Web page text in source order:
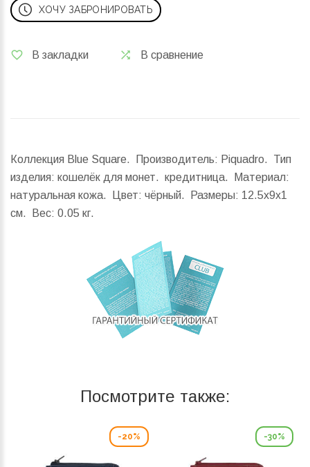
ХОЧУ ЗАБРОНИРОВАТЬ
В закладки В сравнение
Коллекция Blue Square. Производитель: Piquadro. Тип
изделия: кошелёк для монет. кредитница. Материал:
натуральная кожа. Цвет: чёрный.
Размеры: 12.5x9x1
см.
Вес: 0.05 кг.
Посмотрите также:
-20% -30%